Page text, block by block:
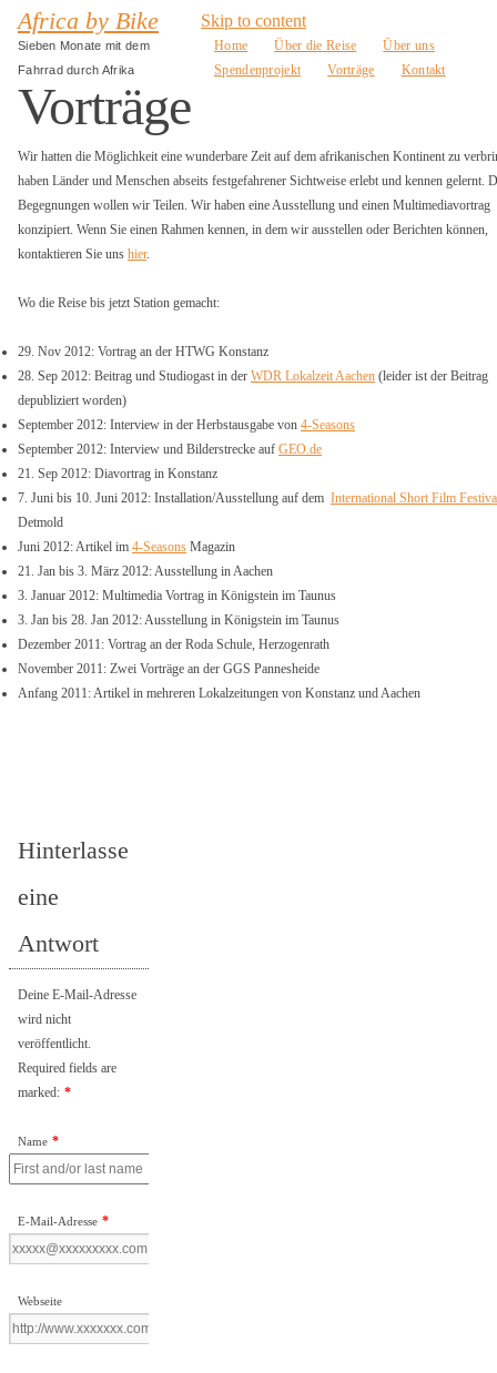
Africa by Bike
Sieben Monate mit dem
Fahrrad durch Afrika
Skip to content
Home Über die Reise
Über uns
Spendenprojekt
Vorträge Kontakt
Vorträge
Wir hatten die Möglichkeit eine wunderbare Zeit auf dem afrikanischen Kontinent zu
haben Länder und Menschen abseits festgefahrener Sichtweise erlebt und kennen gelernt.
Begegnungen wollen wir Teilen. Wir haben eine Ausstellung und einen Multimediavortrag
konzipiert. Wenn Sie einen Rahmen kennen, in dem wir ausstellen oder Berichten können,
kontaktieren Sie uns hier.
Wo die Reise bis jetzt Station gemacht:
29. Nov 2012: Vortrag an der HTWG Konstanz
28. Sep 2012: Beitrag und Studiogast in der WDR Lokalzeit Aachen (leider ist der Beitrag
depubliziert worden)
September 2012: Interview in der Herbstausgabe von 4-Seasons
September 2012: Interview und Bilderstrecke auf GEO.de
21. Sep 2012: Diavortrag in Konstanz
7. Juni bis 10. Juni 2012: Installation/Ausstellung auf dem International Short Film
Detmold
Juni 2012: Artikel im 4-Seasons Magazin
21. Jan bis 3. März 2012: Ausstellung in Aachen
3. Januar 2012: Multimedia Vortrag in Königstein im Taunus
3. Jan bis 28. Jan 2012: Ausstellung in Königstein im Taunus
Dezember 2011: Vortrag an der Roda Schule, Herzogenrath
November 2011: Zwei Vorträge an der GGS Pannesheide
Anfang 2011: Artikel in mehreren Lokalzeitungen von Konstanz und Aachen
Hinterlasse
eine
Antwort
Deine E-Mail-Adresse
wird nicht
veröffentlicht.
Required fields are
marked: *
Name *
E-Mail-Adresse *
Webseite